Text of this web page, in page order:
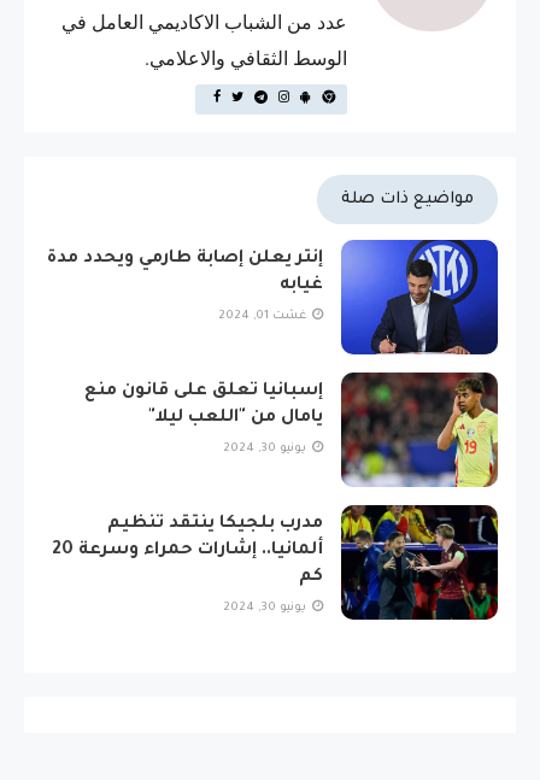
عدد من الشباب الاكاديمي العامل في
الوسط الثقافي والاعلامي.
مواضيع ذات صلة
إنتر يعلن إصابة طارمي ويحدد مدة
غيابه
غشت 01, 2024
إسبانيا تعلق على قانون منع
يامال من "اللعب ليلا"
يونيو 30, 2024
مدرب بلجيكا ينتقد تنظيم
ألمانيا.. إشارات حمراء وسرعة 20
كم
يونيو 30, 2024